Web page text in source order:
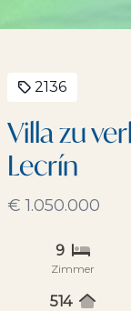
2136
Villa zu
Lecrín
€ 1.050.000
9
Zimmer
514